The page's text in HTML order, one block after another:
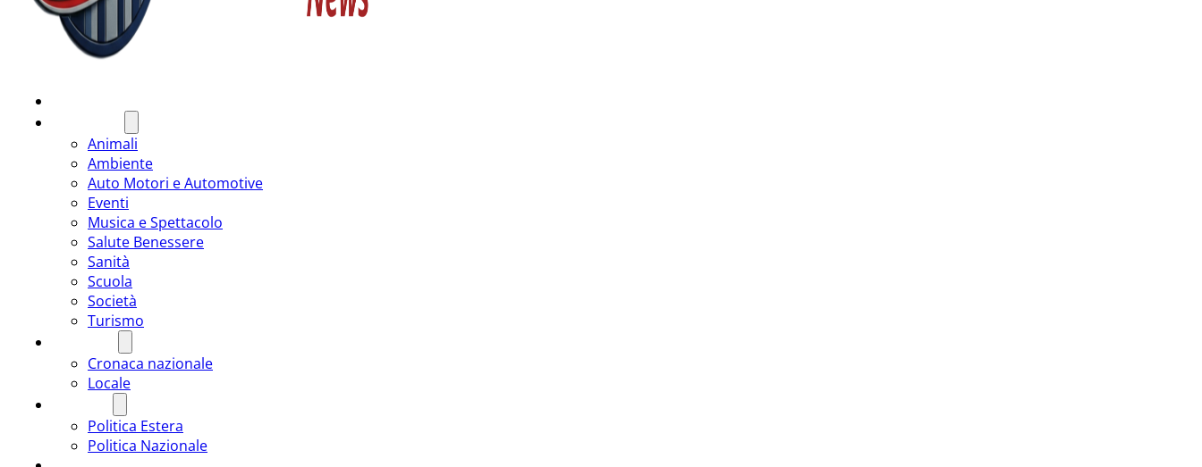
Animali
Ambiente
Auto Motori e Automotive
Eventi
Musica e Spettacolo
Salute Benessere
Sanità
Scuola
Società
Turismo
Cronaca nazionale
Locale
Politica Estera
Politica Nazionale